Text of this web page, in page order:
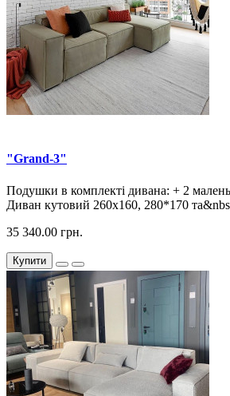
"Grand-3"
Подушки в комплекті дивана: + 2
Диван кутовий 260х160, 280*170
35 340.00 грн.
Купити